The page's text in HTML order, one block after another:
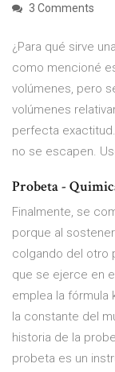
3 Comments
¿Para qué sirve
como mencioné
volúmenes, pero
volúmenes
perfecta
no se escapen.
Probeta -
Finalmente, se
porque al
colgando del otro
que se ejerce en
emplea la fórmula
la constante del
historia de la
probeta es un